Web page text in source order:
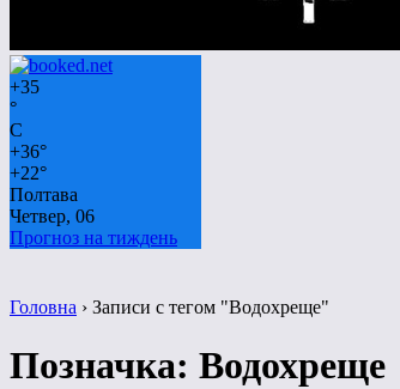
+35
°
C
+36°
+22°
Полтава
Четвер, 06
Прогноз на тиждень
Головна › Записи с тегом "Водохреще"
Позначка: Водохреще